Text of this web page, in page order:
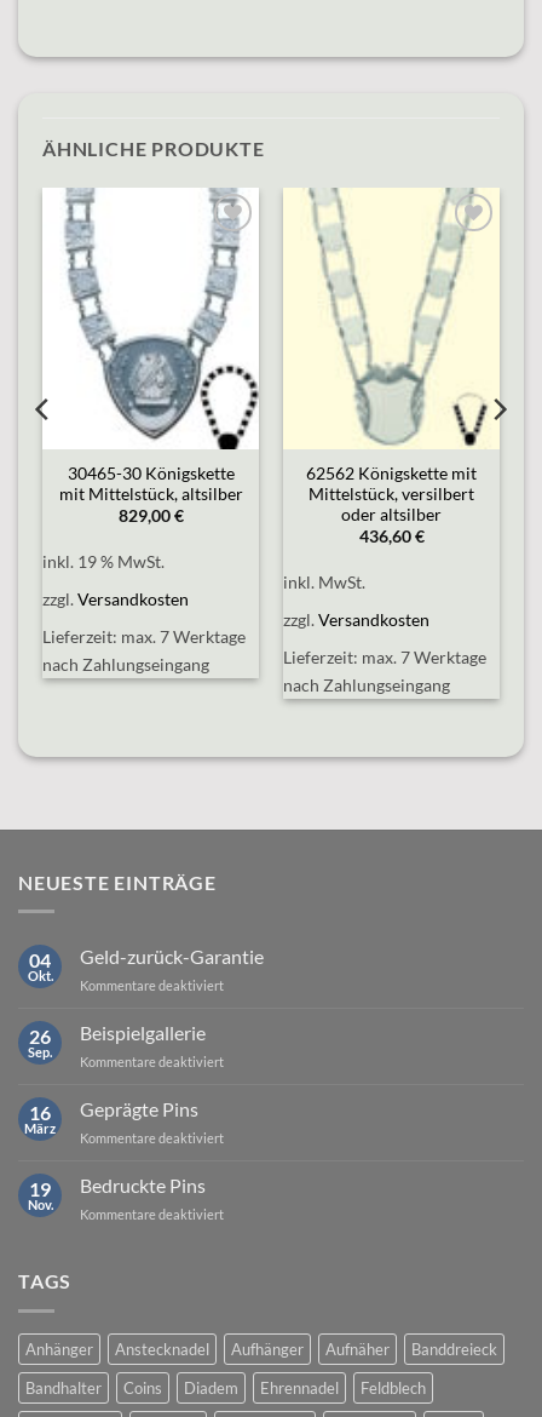
ÄHNLICHE PRODUKTE
Add to
wishlist
30465-30 Königskette
mit Mittelstück, altsilber
829,00€
inkl. 19 % MwSt.
zzgl.Versandkosten
Lieferzeit: max. 7 Werktage
nach Zahlungseingang
Add to
wishlist
62562 Königskette mit
Mittelstück, versilbert
oder altsilber
436,60€
inkl. MwSt.
zzgl.Versandkosten
Lieferzeit: max. 7 Werktage
nach Zahlungseingang
NEUESTE EINTRÄGE
04
Okt.
Geld-zurück-Garantie
Kommentare deaktiviertfür
26
Sep.
Beispielgallerie
Kommentare deaktiviertfür
16
März
Geprägte Pins
Kommentare deaktiviertfür
19
Nov.
Bedruckte Pins
Kommentare deaktiviertfür
TAGS
Anhänger Anstecknadel Aufhänger Aufnäher
Banddreieck
Bandhalter
Coins Diadem Ehrennadel
Feldblech